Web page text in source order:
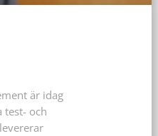
är idag
test- och